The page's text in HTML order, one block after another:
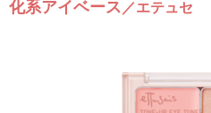
化系アイベース ／エテュセ